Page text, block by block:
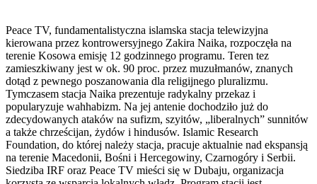
Peace TV, fundamentalistyczna islamska stacja telewizyjna
kierowana przez kontrowersyjnego Zakira Naika, rozpoczęła na
terenie Kosowa emisję 12 godzinnego programu. Teren tez
zamieszkiwany jest w ok. 90 proc. przez muzułmanów, znanych
dotąd z pewnego poszanowania dla religijnego pluralizmu.
Tymczasem stacja Naika prezentuje radykalny przekaz i
popularyzuje wahhabizm. Na jej antenie dochodziło już do
zdecydowanych ataków na sufizm, szyitów, „liberalnych” sunnitów
a także chrześcijan, żydów i hindusów. Islamic Research
Foundation, do której należy stacja, pracuje aktualnie nad ekspansją
na terenie Macedonii, Bośni i Hercegowiny, Czarnogóry i Serbii.
Siedziba IRF oraz Peace TV mieści się w Dubaju, organizacja